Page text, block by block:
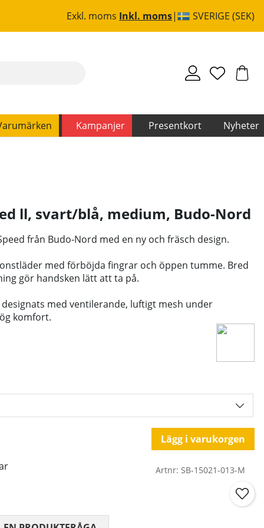
Exkl. moms Inkl. moms SVERIGE (SEK)
Kampanjer Presentkort Nyheter
ll, svart/blå, medium, Budo-Nord
från Budo-Nord med en ny och fräsch design.
med förböjda fingrar och öppen tumme. Bred
gör handsken lätt att ta på.
med ventilerande, luftigt mesh under
komfort.
Lägg i varukorgen
Artnr: SB-15021-013-M